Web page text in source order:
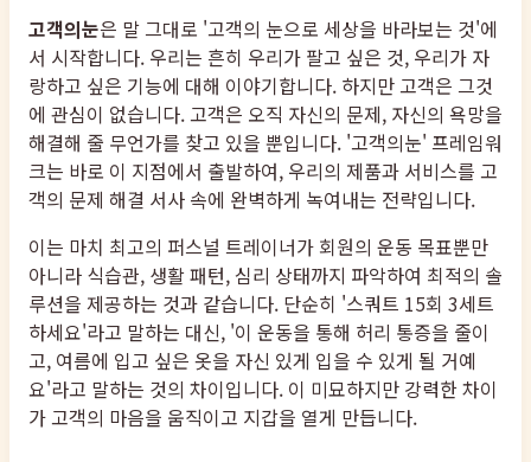
고객의눈은 말 그대로 '고객의 눈으로 세상을 바라보는 것'에
서 시작합니다. 우리는 흔히 우리가 팔고 싶은 것, 우리가 자
랑하고 싶은 기능에 대해 이야기합니다. 하지만 고객은 그것
에 관심이 없습니다. 고객은 오직 자신의 문제, 자신의 욕망을
해결해 줄 무언가를 찾고 있을 뿐입니다. '고객의눈' 프레임워
크는 바로 이 지점에서 출발하여, 우리의 제품과 서비스를 고
객의 문제 해결 서사 속에 완벽하게 녹여내는 전략입니다.
이는 마치 최고의 퍼스널 트레이너가 회원의 운동 목표뿐만
아니라 식습관, 생활 패턴, 심리 상태까지 파악하여 최적의 솔
루션을 제공하는 것과 같습니다. 단순히 '스쿼트 15회 3세트
하세요'라고 말하는 대신, '이 운동을 통해 허리 통증을 줄이
고, 여름에 입고 싶은 옷을 자신 있게 입을 수 있게 될 거예
요'라고 말하는 것의 차이입니다. 이 미묘하지만 강력한 차이
가 고객의 마음을 움직이고 지갑을 열게 만듭니다.